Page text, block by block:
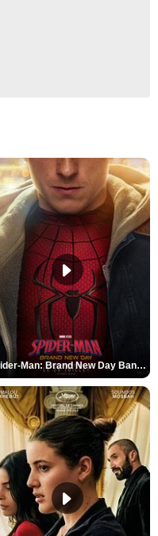
Spider-Man: Brand New Day Bande-annonce VO STFR